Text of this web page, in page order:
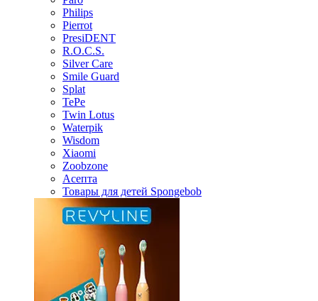
Philips
Pierrot
PresiDENT
R.O.C.S.
Silver Care
Smile Guard
Splat
TePe
Twin Lotus
Waterpik
Wisdom
Xiaomi
Zoobzone
Асепта
Товары для детей Spongebob